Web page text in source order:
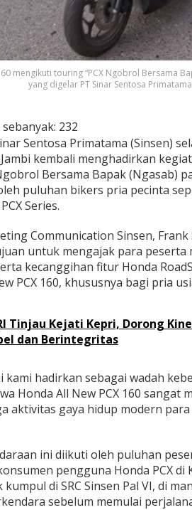
mengikuti touring “PCX Ngobrol Bersama
yang digelar PT Sinar Sentosa
232
Sentosa Primatama (Sinsen)
kembali menghadirkan
Bersama Bapak (Ngasab)
puluhan bikers pria pecinta
Series.
Communication Sinsen, Frank
untuk mengajak para peserta
kecanggihan fitur Honda
PCX 160, khususnya bagi pria
Tinjau Kejati Kepri, Dorong
dan Berintegritas
kami hadirkan sebagai wadah
Honda All New PCX 160 sangat
aktivitas gaya hidup modern
ini diikuti oleh puluhan
pengguna Honda PCX di
di SRC Sinsen Pal VI, di
sebelum memulai